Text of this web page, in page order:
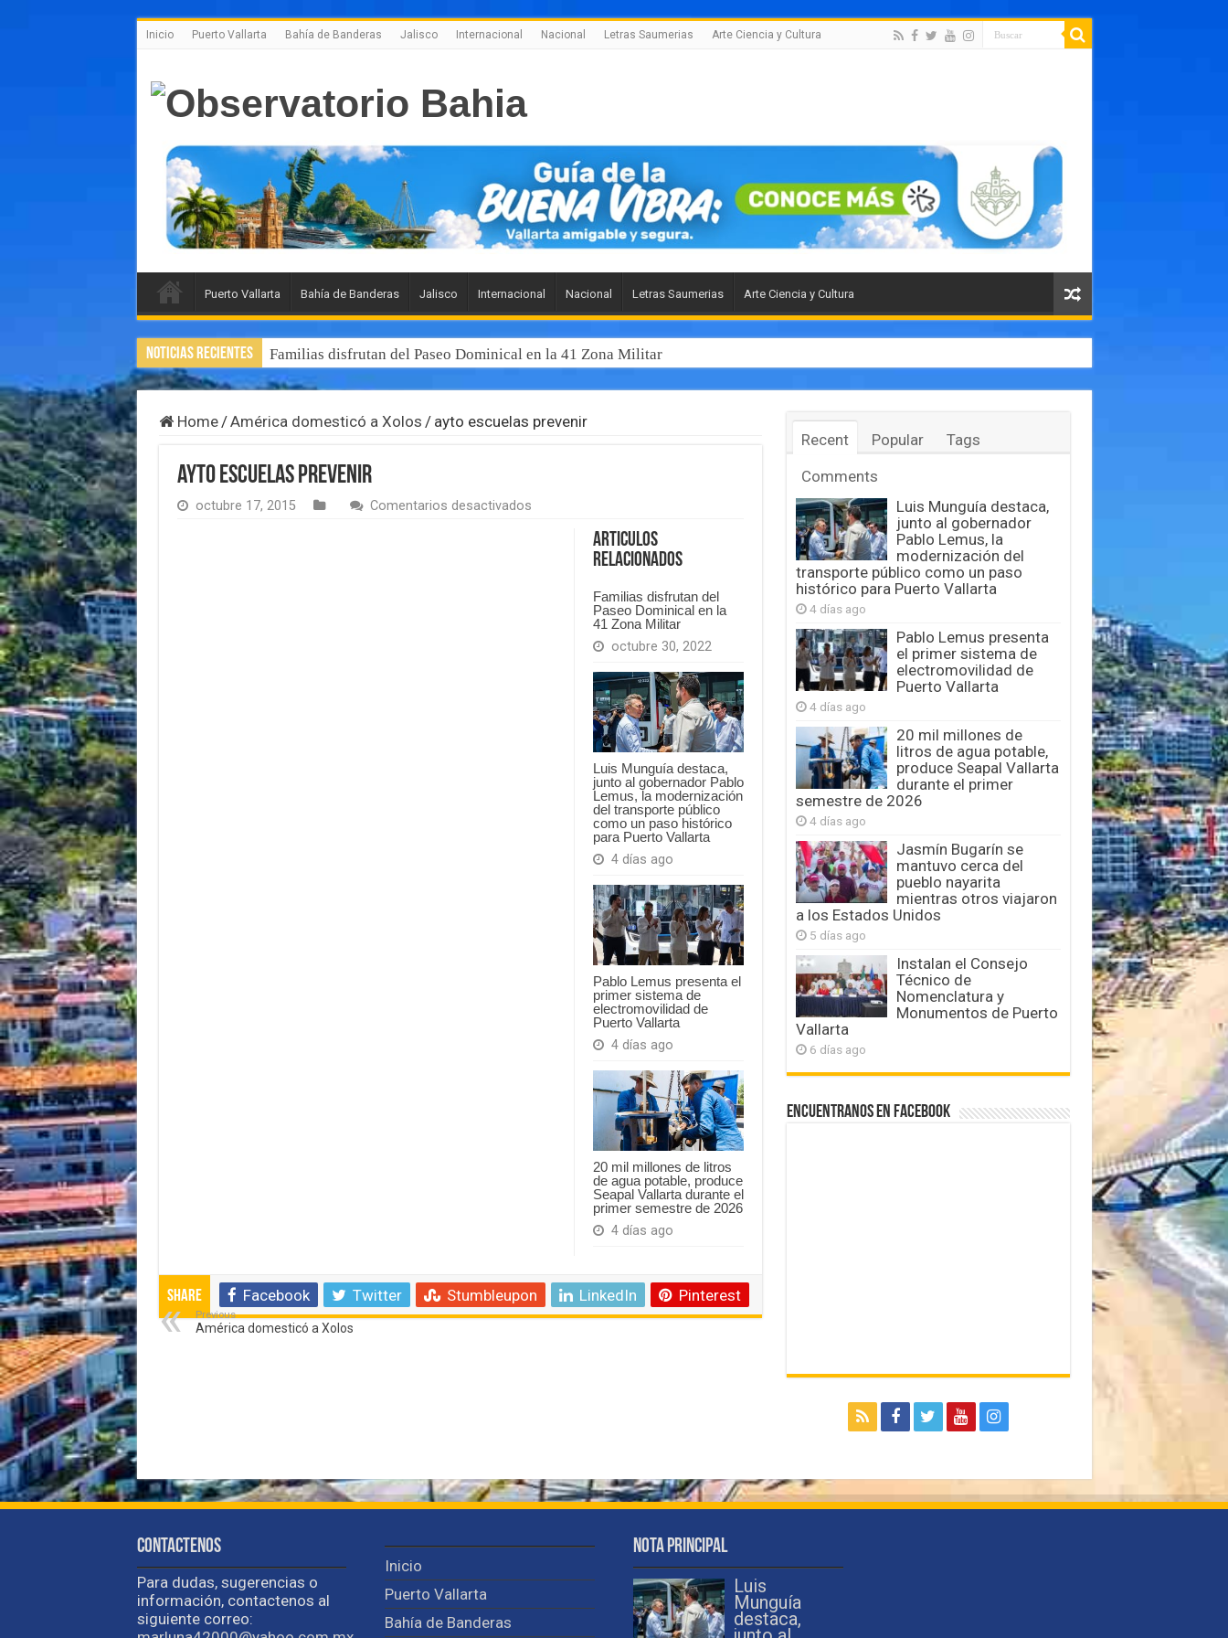
Inicio Puerto Vallarta Bahía de Banderas Jalisco Internacional Nacional Letras Saumerias Arte Ciencia y Cultura
Puerto Vallarta Bahía de Banderas Jalisco Internacional Nacional Letras Saumerias Arte Ciencia y Cultura
Noticias Recientes Familias disfrutan del Paseo Dominical en la 41 Zona Militar
Home/América domesticó a Xolos / ayto escuelas prevenir
ayto escuelas prevenir
octubre 17, 2015 Comentarios desactivadosen
Articulos
Relacionados
Familias disfrutan del
Paseo Dominical en la
41 Zona Militar
octubre 30, 2022
Luis Munguía destaca,
junto al gobernador Pablo
Lemus, la modernización
del transporte público
como un paso histórico
para Puerto Vallarta
4 días ago
Pablo Lemus presenta el
primer sistema de
electromovilidad de
Puerto Vallarta
4 días ago
20 mil millones de litros
de agua potable, produce
Seapal Vallarta durante el
primer semestre de 2026
4 días ago
Share Facebook Twitter Stumbleupon LinkedIn Pinterest
Previous
América domesticó a Xolos
Recent Popular
Tags
Comments
Luis Munguía destaca,
junto al gobernador
Pablo Lemus, la
modernización del
transporte público como un paso
histórico para Puerto Vallarta
4 días ago
Pablo Lemus presenta
el primer sistema de
electromovilidad de
Puerto Vallarta
4 días ago
20 mil millones de
litros de agua potable,
produce Seapal Vallarta
durante el primer
semestre de 2026
4 días ago
Jasmín Bugarín se
mantuvo cerca del
pueblo nayarita
mientras otros viajaron
a los Estados Unidos
5 días ago
Instalan el Consejo
Técnico de
Nomenclatura y
Monumentos de Puerto
Vallarta
6 días ago
Encuentranos en Facebook
Contactenos
Para dudas, sugerencias o
información, contactenos al
siguiente correo:
Inicio
Puerto Vallarta
Bahía de Banderas
Nota Principal
Luis
Munguía
destaca,